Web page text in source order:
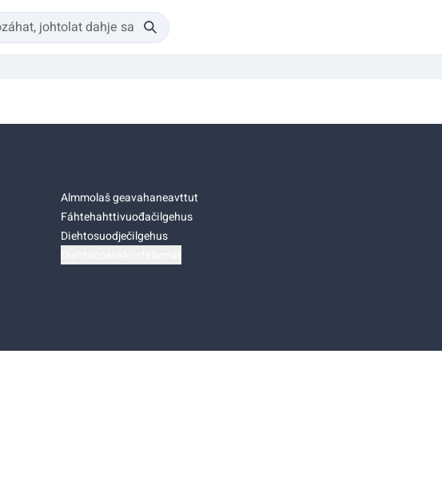
Almmolaš geavahaneavttut
Fáhtehahttivuođačilgehus
Diehtosuodječilgehus